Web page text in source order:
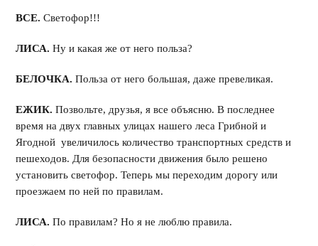
ВСЕ. Светофор!!!
ЛИСА.Ну и какая же от него польза?
БЕЛОЧКА.Польза от него большая, даже превеликая.
ЕЖИК. Позвольте, друзья, я все объясню. В последнее
время на двух главных улицах нашего леса Грибной и
Ягодной увеличилось количество транспортных средств и
пешеходов. Для безопасности движения было решено
установить светофор. Теперь мы переходим дорогу или
проезжаем по ней по правилам.
ЛИСА. По правилам? Но я не люблю правила.